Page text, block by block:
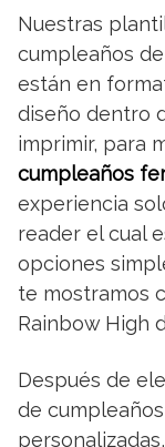
Nuestras
cumpleaños
están en
diseño dentro
imprimir, para
cumpleaños
experiencia
reader el cual
opciones
te mostramos
Rainbow High
Después de
de